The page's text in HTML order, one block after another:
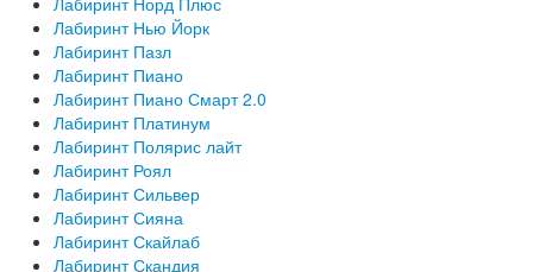
Лабиринт Нью Йорк
Лабиринт Пазл
Лабиринт Пиано
Лабиринт Пиано Смарт 2.0
Лабиринт Платинум
Лабиринт Полярис лайт
Лабиринт Роял
Лабиринт Сильвер
Лабиринт Сияна
Лабиринт Скайлаб
Лабиринт Скандия